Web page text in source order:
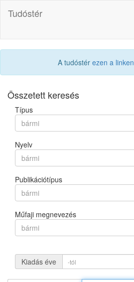
Tudóstér
A tudóstér ezen a linken
Összetett keresés
Típus
bármi
Nyelv
bármi
Publikációtípus
bármi
Műfaji megnevezés
bármi
Kiadás éve